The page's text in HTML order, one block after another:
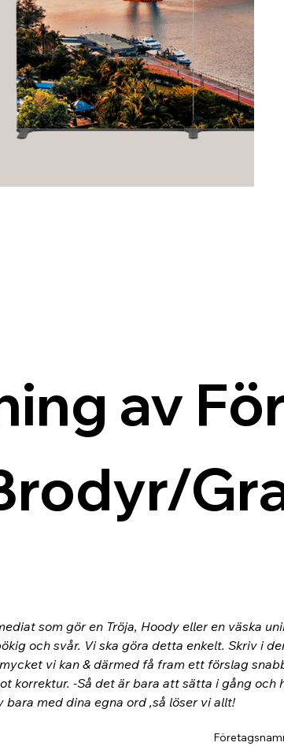
av
som gör en Tröja, Hoody eller en väska
och svår. Vi ska göra detta enkelt. Skriv i
vi kan & därmed få fram ett förslag
korrektur. -Så det är bara att sätta i gång
med dina egna ord ,så löser vi allt!